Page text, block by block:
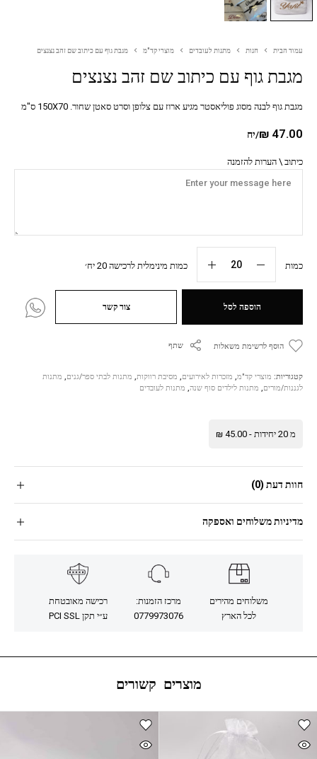
עמוד הבית חנות מתנות לעובדים מוצרי קד"מ מגבת גוף עם כיתוב שם זהב נצנצים
מגבת גוף עם כיתוב שם זהב נצנצים
₪ 47.00 /יח
כיתוב \ הערות להזמנה
כמות כמות מינימלית לרכישה 20 יח׳
הוספה לסל צור קשר
הוסף לרשימת משאלות שתף
קטגוריות: מוצרי קד"מ, מזכרות לאירועים, מסיבת רווקות, מתנות לבתי ספר/גנים, מתנות
לגננות/מורים, מתנות לילדים סוף שנה, מתנות לעובדים
מגבת גוף לבנה מסוג פוליאסטר מגיע ארוז עם צלופן וסרט סאטן שחור. 150X70 ס"מ
מ 20 יחידות - ₪ 45.00
חוות דעת (0)
מדיניות משלוחים ואספקה
משלוחים מהירים
לכל הארץ
מרכז הזמנות:
0779973076
רכישה מאובטחת
ע״י תקן PCI SSL
מוצרים קשורים